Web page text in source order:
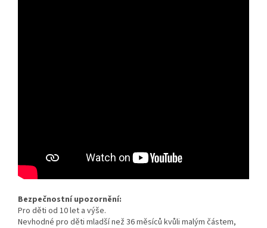
Bezpečnostní upozornění:
Pro děti od 10 let a výše.
Nevhodné pro děti mladší než 36 měsíců kvůli malým částem,